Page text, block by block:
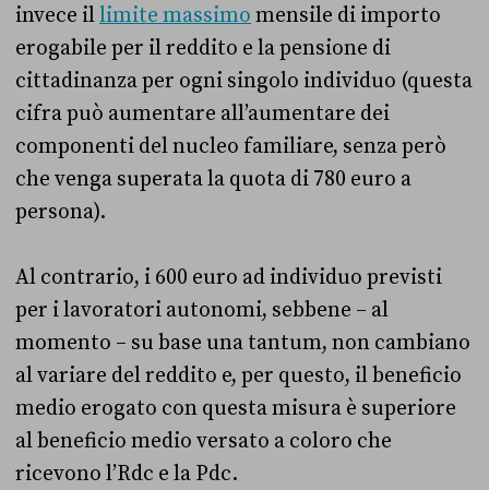
invece illimite massimo mensile di importo
erogabile per il reddito e la pensione di
cittadinanza per ogni singolo individuo (questa
cifra può aumentare all’aumentare dei
componenti del nucleo familiare, senza però
che venga superata la quota di 780 euro a
persona).
Al contrario, i 600 euro ad individuo previsti
per i lavoratori autonomi, sebbene – al
momento – su base una tantum, non cambiano
al variare del reddito e, per questo, il beneficio
medio erogato con questa misura è superiore
al beneficio medio versato a coloro che
ricevono l’Rdc e la Pdc.